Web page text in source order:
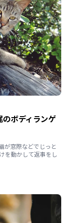
ボディランゲ
が窓際などでじっと
を動かして返事をし